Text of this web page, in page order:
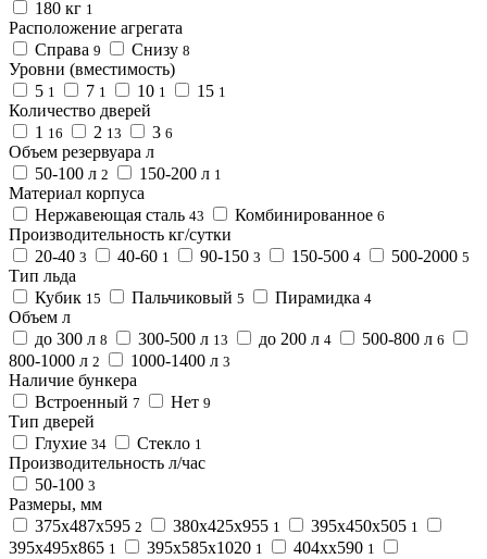
180 кг 1
Расположение агрегата
Справа 9 Снизу 8
Уровни (вместимость)
5 1 7 1 10 1 15 1
Количество дверей
1 16 2 13 3 6
Объем резервуара л
50-100 л 2 150-200 л 1
Материал корпуса
Нержавеющая сталь 43 Комбинированное 6
Производительность кг/сутки
20-40 3 40-60 1 90-150 3 150-500 4 500-2000 5
Тип льда
Кубик 15 Пальчиковый 5 Пирамидка 4
Объем л
до 300 л 8 300-500 л 13 до 200 л 4 500-800 л 6
800-1000 л 2 1000-1400 л 3
Наличие бункера
Встроенный 7 Нет 9
Тип дверей
Глухие 34 Стекло 1
Производительность л/час
50-100 3
Размеры, мм
375х487х595 2 380х425х955 1 395х450х505 1
395х495х865 1 395х585х1020 1 404хх590 1